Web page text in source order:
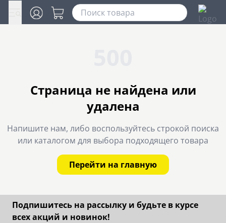
Страница не найдена или
удалена
Напишите нам, либо воспользуйтесь строкой поиска
или каталогом для выбора подходящего товара
Перейти на главную
Подпишитесь на рассылку и будьте в курсе
всех акций и новинок!